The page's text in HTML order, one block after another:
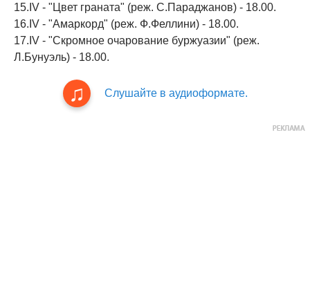
15.IV - "Цвет граната" (реж. С.Параджанов) - 18.00.
16.IV - "Амаркорд" (реж. Ф.Феллини) - 18.00.
17.IV - "Скромное очарование буржуазии" (реж.
Л.Бунуэль) - 18.00.
Слушайте в аудиоформате.